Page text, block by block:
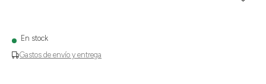
Gastos de envío y entrega
En stock